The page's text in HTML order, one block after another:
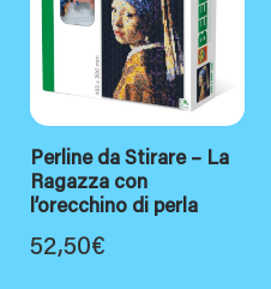
Perline da Stirare – La
Ragazza con
l’orecchino di perla
52,50€